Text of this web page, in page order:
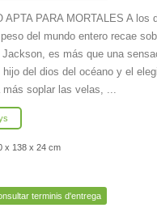
APTA PARA MORTALES A los
del mundo entero recae
es más que una
del dios del océano y el
más soplar las velas, ...
x 138 x 24 cm
terminis d'entrega